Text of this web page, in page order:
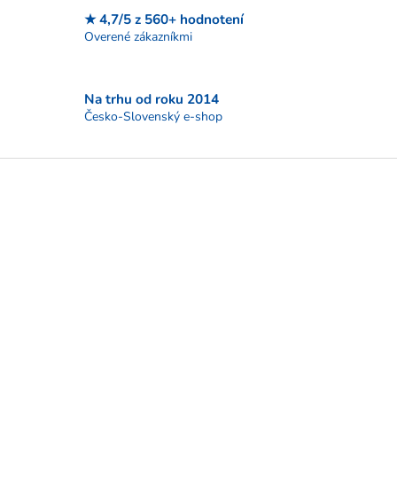
ý
p
★ 4,7/5 z 560+ hodnotení
Overené zákazníkmi
Na trhu od roku 2014
Česko-Slovenský e-shop
Z